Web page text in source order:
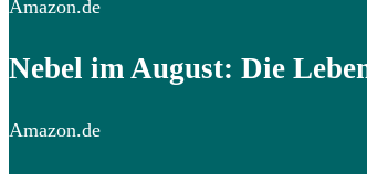
Amazon.de
Nebel im August: Die
Amazon.de